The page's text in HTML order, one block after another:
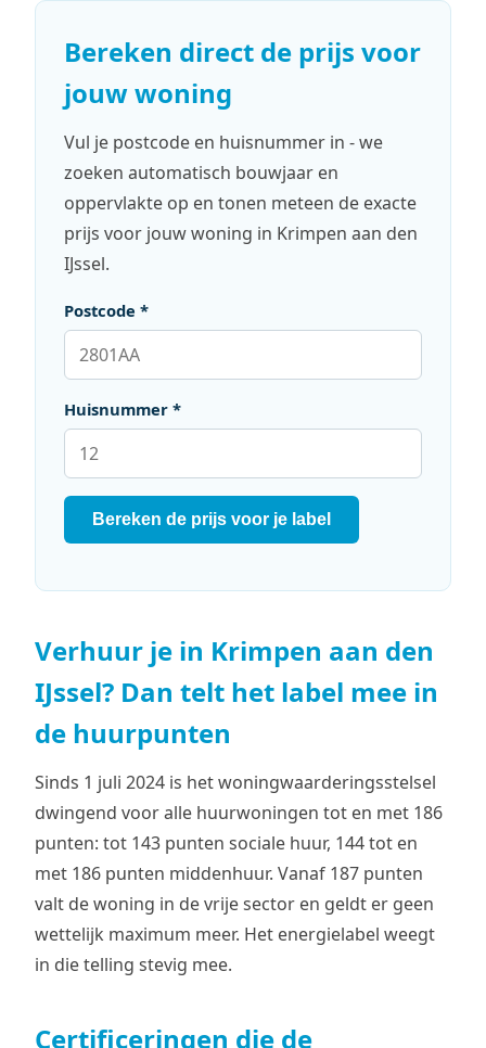
Bereken direct de prijs voor
jouw woning
Vul je postcode en huisnummer in - we
zoeken automatisch bouwjaar en
oppervlakte op en tonen meteen de exacte
prijs voor jouw woning in Krimpen aan den
IJssel.
Postcode *
Huisnummer *
Bereken de prijs voor je label
Verhuur je in Krimpen aan den
IJssel? Dan telt het label mee in
de huurpunten
Sinds 1 juli 2024 is het woningwaarderingsstelsel
dwingend voor alle huurwoningen tot en met 186
punten: tot 143 punten sociale huur, 144 tot en
met 186 punten middenhuur. Vanaf 187 punten
valt de woning in de vrije sector en geldt er geen
wettelijk maximum meer. Het energielabel weegt
in die telling stevig mee.
Certificeringen die de